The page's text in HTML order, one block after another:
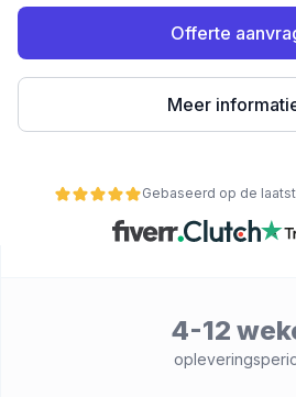
Offerte
Meer
Gebaseerd op de
4-12